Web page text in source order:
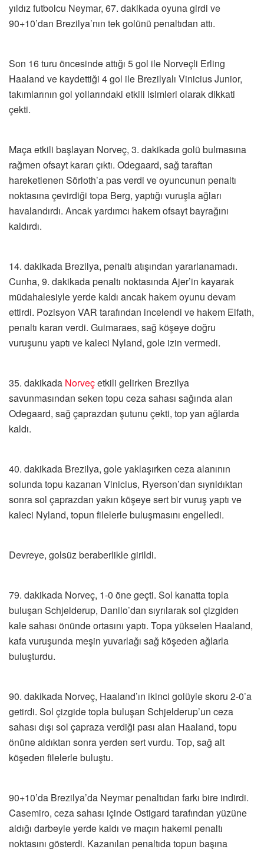
yıldız futbolcu Neymar, 67. dakikada oyuna girdi ve
90+10’dan Brezilya’nın tek golünü penaltıdan attı.
Son 16 turu öncesinde attığı 5 gol ile Norveçli Erling
Haaland ve kaydettiği 4 gol ile Brezilyalı Vinicius Junior,
takımlarının gol yollarındaki etkili isimleri olarak dikkati
çekti.
Maça etkili başlayan Norveç, 3. dakikada golü bulmasına
rağmen ofsayt kararı çıktı. Odegaard, sağ taraftan
hareketlenen Sörloth’a pas verdi ve oyuncunun penaltı
noktasına çevirdiği topa Berg, yaptığı vuruşla ağları
havalandırdı. Ancak yardımcı hakem ofsayt bayrağını
kaldırdı.
14. dakikada Brezilya, penaltı atışından yararlanamadı.
Cunha, 9. dakikada penaltı noktasında Ajer’in kayarak
müdahalesiyle yerde kaldı ancak hakem oyunu devam
ettirdi. Pozisyon VAR tarafından incelendi ve hakem Elfath,
penaltı kararı verdi. Guimaraes, sağ köşeye doğru
vuruşunu yaptı ve kaleci Nyland, gole izin vermedi.
35. dakikada Norveçetkili gelirken Brezilya
savunmasından seken topu ceza sahası sağında alan
Odegaard, sağ çaprazdan şutunu çekti, top yan ağlarda
kaldı.
40. dakikada Brezilya, gole yaklaşırken ceza alanının
solunda topu kazanan Vinicius, Ryerson’dan sıyrıldıktan
sonra sol çaprazdan yakın köşeye sert bir vuruş yaptı ve
kaleci Nyland, topun filelerle buluşmasını engelledi.
Devreye, golsüz beraberlikle girildi.
79. dakikada Norveç, 1-0 öne geçti. Sol kanatta topla
buluşan Schjelderup, Danilo’dan sıyrılarak sol çizgiden
kale sahası önünde ortasını yaptı. Topa yükselen Haaland,
kafa vuruşunda meşin yuvarlağı sağ köşeden ağlarla
buluşturdu.
90. dakikada Norveç, Haaland’ın ikinci golüyle skoru 2-0’a
getirdi. Sol çizgide topla buluşan Schjelderup’un ceza
sahası dışı sol çapraza verdiği pası alan Haaland, topu
önüne aldıktan sonra yerden sert vurdu. Top, sağ alt
köşeden filelerle buluştu.
90+10’da Brezilya’da Neymar penaltıdan farkı bire indirdi.
Casemiro, ceza sahası içinde Ostigard tarafından yüzüne
aldığı darbeyle yerde kaldı ve maçın hakemi penaltı
noktasını gösterdi. Kazanılan penaltıda topun başına